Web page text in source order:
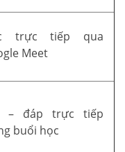
trực tiếp qua
Meet
– đáp trực tiếp
buổi học